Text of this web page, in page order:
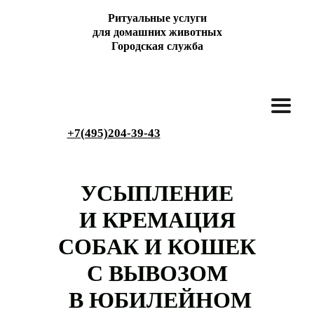
Ритуальные услуги
для домашних животных
Городская служба
+7(495)204-39-43
УСЫПЛЕНИЕ
И КРЕМАЦИЯ
СОБАК И КОШЕК
С ВЫВОЗОМ
В ЮБИЛЕЙНОМ